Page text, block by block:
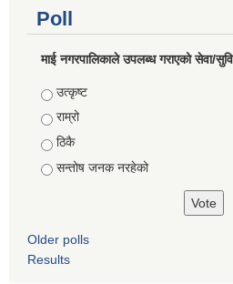
Poll
माई नगरपालिकाले उपलब्ध गराएको सेवा/
Choices
उत्कृष्ट
राम्रो
ठिकै
सन्तोष जनक नरहेको
Older polls
Results